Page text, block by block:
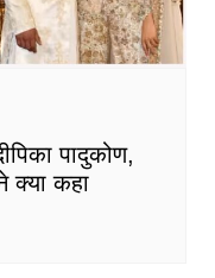
पादुकोण,
क्या कहा